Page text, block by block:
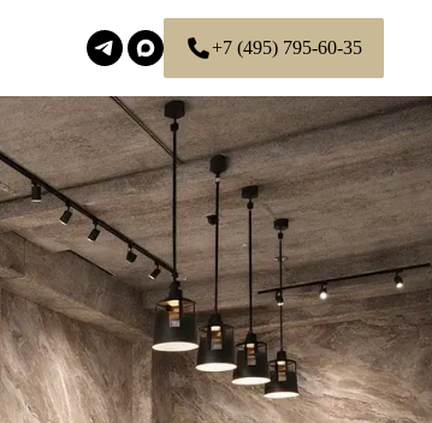
+7 (495) 795-60-35